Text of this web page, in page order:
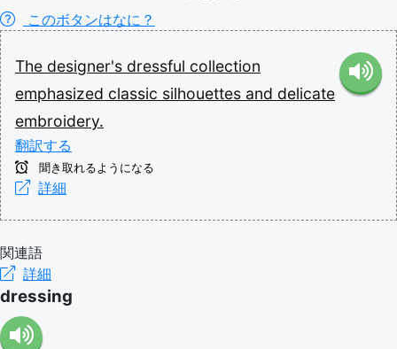
このボタンはなに？
The designer's dressful collection
emphasized classic silhouettes and delicate
embroidery.
翻訳する
聞き取れるようになる
詳細
関連語
詳細
dressing